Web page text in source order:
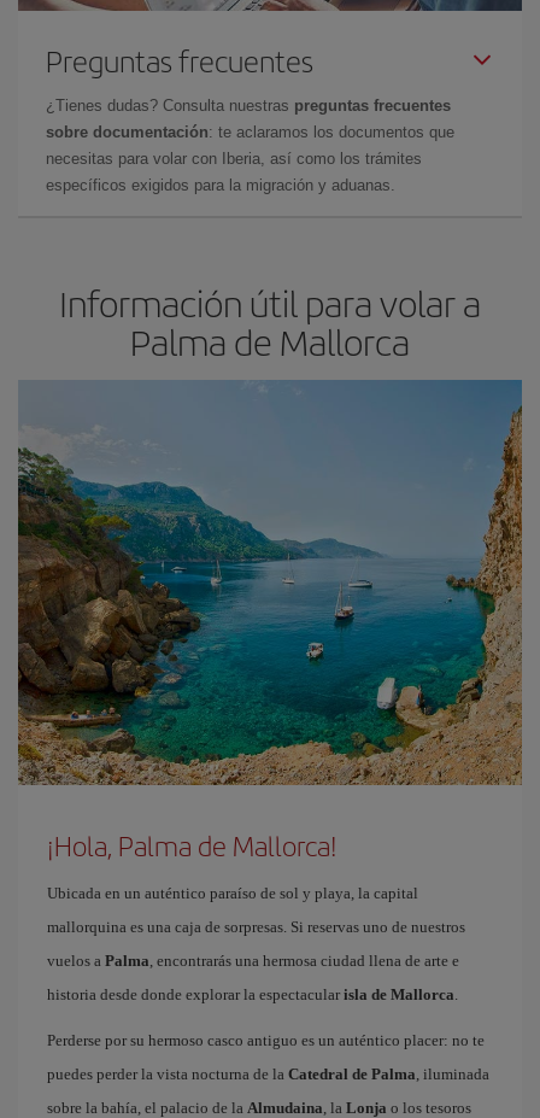
Preguntas frecuentes
¿Tienes dudas? Consulta nuestras preguntas frecuentes
sobre documentación: te aclaramos los documentos que
necesitas para volar con Iberia, así como los trámites
específicos exigidos para la migración y aduanas.
Información útil para volar a
Palma de Mallorca
¡Hola, Palma de Mallorca!
Ubicada en un auténtico paraíso de sol y playa, la capital
mallorquina es una caja de sorpresas. Si reservas uno de nuestros
vuelos a Palma, encontrarás una hermosa ciudad llena de arte e
historia desde donde explorar la espectacular isla de Mallorca.
Perderse por su hermoso casco antiguo es un auténtico placer: no te
puedes perder la vista nocturna de la Catedral de Palma, iluminada
sobre la bahía, el palacio de la Almudaina, la Lonja o los tesoros